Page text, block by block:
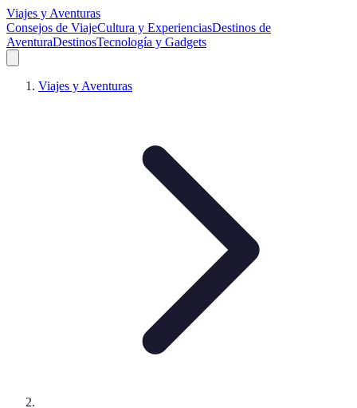
Viajes y Aventuras
Consejos de ViajeCultura y ExperienciasDestinos de
AventuraDestinosTecnología y Gadgets
Viajes y Aventuras